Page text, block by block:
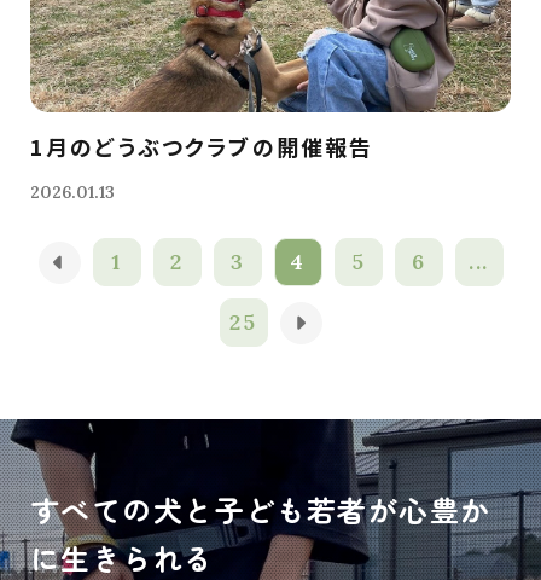
1月のどうぶつクラブの開催報告
2026.01.13
1 2 3 4 5 6 ...
25
すべての犬と子ども若者が心豊か
に生きられる